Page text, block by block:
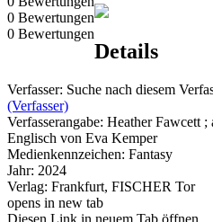
0 Bewertungen
0 Bewertungen
Details
Verfasser: Suche nach diesem
(Verfasser)
Verfasserangabe: Heather Fawcett ;
Englisch von Eva Kemper
Medienkennzeichen: Fantasy
Jahr: 2024
Verlag: Frankfurt, FISCHER Tor
opens in new tab
Diesen Link in neuem Tab öffnen